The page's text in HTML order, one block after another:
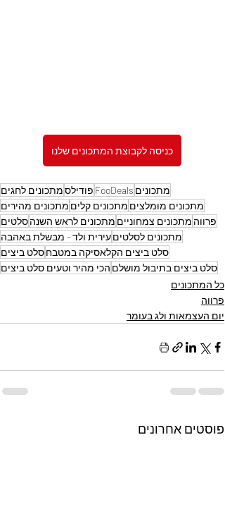
כניסה לקבוצת המתכונים שלנו
מתכונים FooDeals פודילסמתכונים לחגים
מתכונים מומלצים מתכונים קלים מתכונים מהירים
פרווה מתכונים צמחוניים מתכונים לראש השנהסלטים
מתכונים לסלטיםעירית ולד - מבשלת באהבה
סלט ביצים הקלאסיקה במטבחסלט ביצים
סלט ביצים בתיבול מושלם הכי מהיר וטעים סלט ביצים
כל המתכונים
פרווה
יום העצמאות ולג בעומר
פוסטים אחרונים